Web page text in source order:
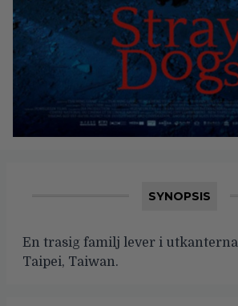
SYNOPSIS
En trasig familj lever i
Taipei, Taiwan.